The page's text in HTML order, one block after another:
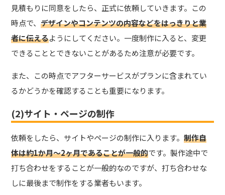
見積もりに同意をしたら、正式に依頼していきます。この
時点で、デザインやコンテンツの内容などをはっきりと業
者に伝えるようにしてください。一度制作に入ると、変更
できることとできないことがあるため注意が必要です。
また、この時点でアフターサービスがプランに含まれてい
るかどうかを確認することも重要になります。
(2)サイト・ページの制作
依頼をしたら、サイトやページの制作に入ります。制作自
体は約1か月〜2ヶ月であることが一般的です。製作途中で
打ち合わせをすることが一般的なのですが、打ち合わせな
しに最後まで制作をする業者もいます。